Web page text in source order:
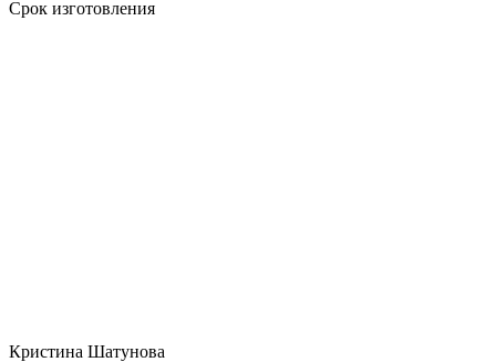
Срок изготовления
Кристина Шатунова